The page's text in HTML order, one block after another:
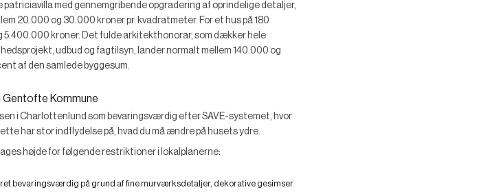
med gennemgribende opgradering af oprindelige detaljer,
20.000 og 30.000 kroner pr. kvadratmeter. For et hus på 180
kroner. Det fulde arkitekthonorar, som dækker hele
udbud og fagtilsyn, lander normalt mellem 140.000 og
af den samlede byggesum.
Kommune
i Charlottenlund som bevaringsværdig efter SAVE-systemet, hvor
har stor indflydelse på, hvad du må ændre på husets ydre.
højde for følgende restriktioner i lokalplanerne:
bevaringsværdig på grund af fine murværksdetaljer, dekorative gesimser